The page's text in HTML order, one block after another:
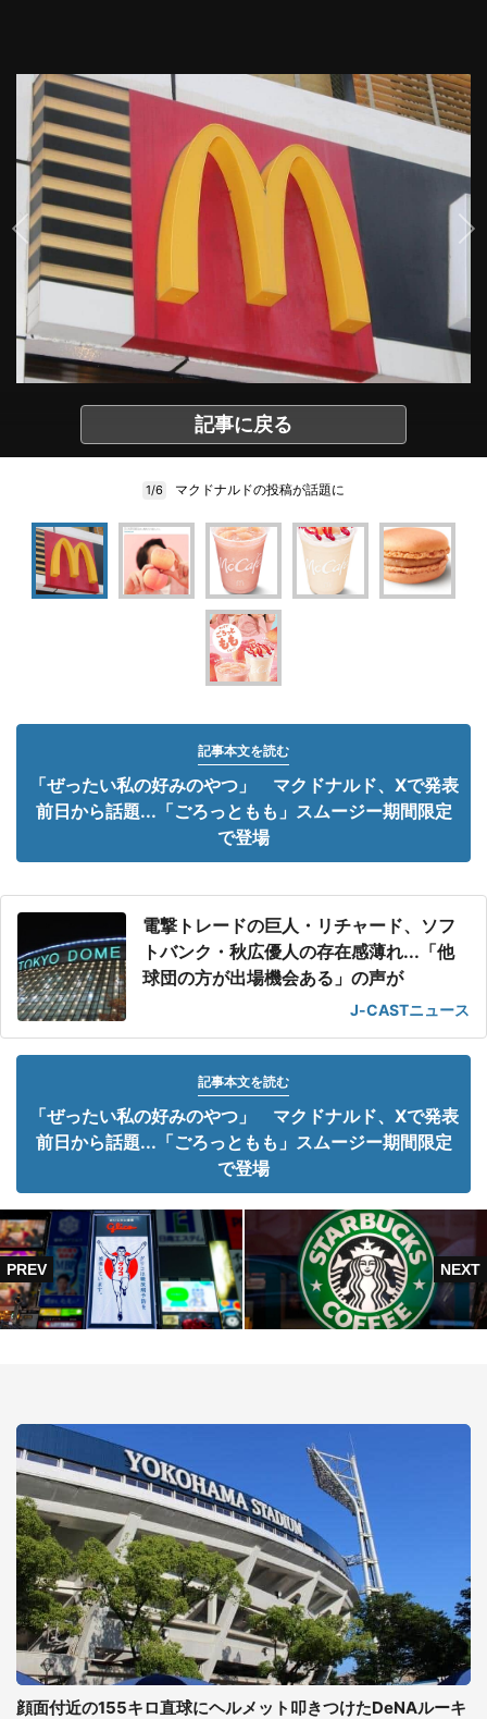
記事に戻る
1/6 マクドナルドの投稿が話題に
記事本文を読む
「ぜったい私の好みのやつ」 マクドナルド、Xで発表
前日から話題...「ごろっともも」スムージー期間限定
で登場
電撃トレードの巨人・リチャード、ソフ
トバンク・秋広優人の存在感薄れ...「他
球団の方が出場機会ある」の声が
J-CASTニュース
記事本文を読む
「ぜったい私の好みのやつ」 マクドナルド、Xで発表
前日から話題...「ごろっともも」スムージー期間限定
で登場
顔面付近の155キロ直球にヘルメット叩きつけたDeNAルーキ